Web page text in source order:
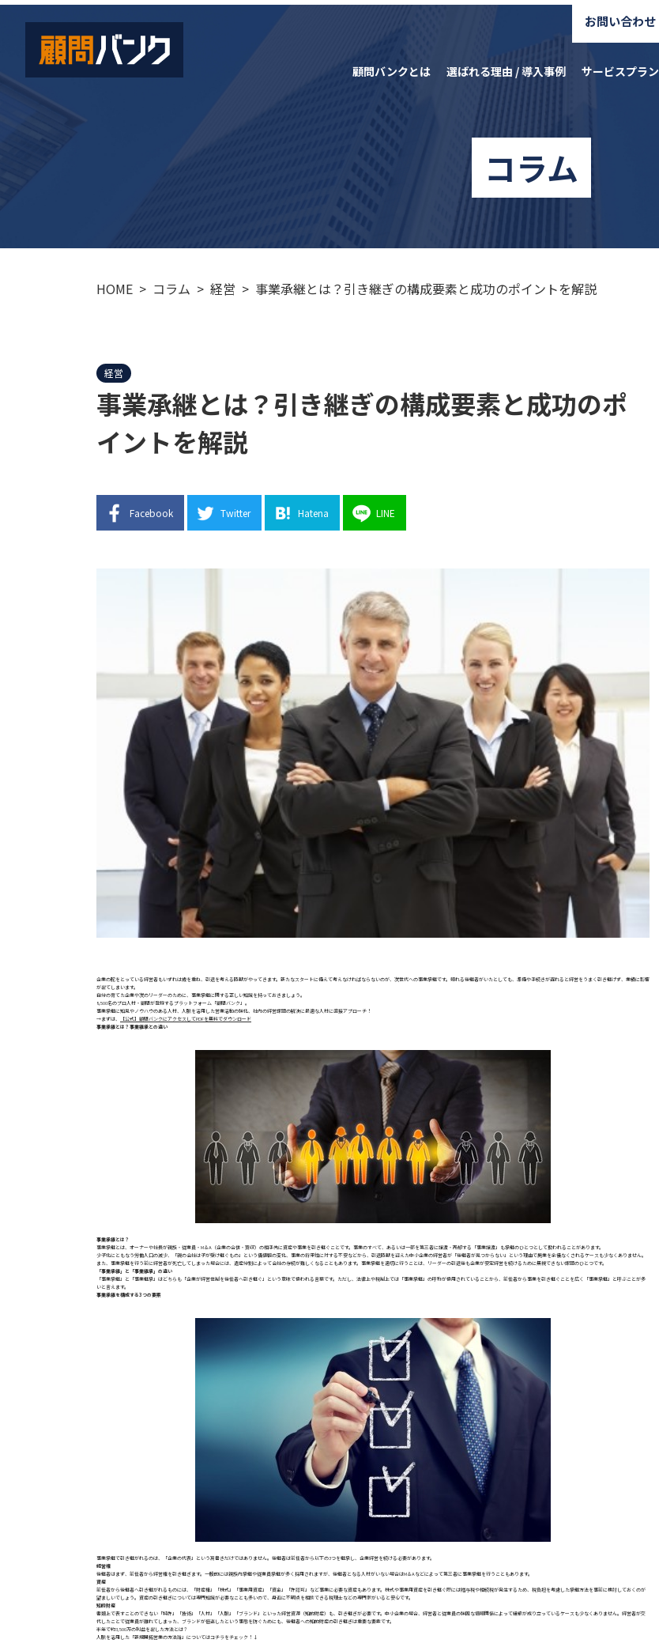
お問い合わせ
顧問バンクとは 選ばれる理由 / 導入事例 サービスプラン
コラム
HOME コラム 経営 事業承継とは？引き継ぎの構成要素と成功のポイントを解説
経営
事業承継とは？引き継ぎの構成要素と成功のポ
イントを解説
Facebook Twitter Hatena LINE
企業の舵をとっている経営者もいずれは歳を重ね、引退を考える時期がやってきます。新たなスタートに備えて考えなければならないのが、次世代への事業承継です。頼れる後継者がいたとしても、準備や手続きが遅れると経営をうまく引き継げず、業績に影響
が出てしまいます。
自分の育てた企業や次のリーダーのために、事業承継に関する正しい知識を持っておきましょう。
8,500名のプロ人材・顧問が登録するプラットフォーム「顧問バンク」。
事業承継に知見やノウハウのある人材、人脈を活用した営業活動の強化、社内の経営課題の解決に最適な人材に直接アプローチ！
→まずは、
【公式】顧問バンクにアクセスしてPDFを無料でダウンロード
事業承継とは？事業継承との違い
事業承継とは？
事業承継とは、オーナーや社長が親族・従業員・M＆A（企業の合併・買収）の相手先に資産や事業を引き継ぐことです。事業のすべて、あるいは一部を第三者に譲渡・売却する「事業譲渡」も承継のひとつとして扱われることがあります。
少子化にともなう労働人口の減少、「親の会社は子が受け継ぐもの」という価値観の変化、事業の将来性に対する不安などから、引退時期を迎えた中小企業の経営者が「後継者が見つからない」という理由で廃業を余儀なくされるケースも少なくありません。
また、事業承継を行う前に経営者が死亡してしまった場合には、遺産分割によって会社の存続が難しくなることもあります。事業承継を適切に行うことは、リーダーの引退後も企業が安定経営を続けるために無視できない課題のひとつです。
「事業承継」と「事業継承」の違い
「事業承継」と「事業継承」はどちらも「企業が経営体制を後任者へ引き継ぐ」という意味で使われる言葉です。ただし、法律上や税制上では「事業承継」の呼称が使用されていることから、前任者から事業を引き継ぐことを広く「事業承継」と呼ぶことが多
いと言えます。
事業承継を構成する3つの要素
事業承継で引き継がれるのは、「企業の代表」という肩書きだけではありません。後継者は前任者から以下の3つを継承し、企業経営を続ける必要があります。
経営権
後継者はまず、前任者から経営権を引き継ぎます。一般的には親族内承継や従業員承継が多く採用されますが、後継者となる人材がいない場合はM＆Aなどによって第三者に事業承継を行うこともあります。
資産
前任者から後継者へ引き継がれるものには、「財産権」「株式」「事業用資産」「資金」「許認可」など事業に必要な資産もあります。株式や事業用資産を引き継ぐ際には贈与税や相続税が発生するため、税負担を考慮した承継方法を事前に検討しておくのが
望ましいでしょう。資産の引き継ぎについては専門知識が必要なことも多いので、身近に不明点を相談できる税理士などの専門家がいると安心です。
知的財産
書類上で表すことのできない「特許」「技術」「人材」「人脈」「ブランド」といった経営資源（知的財産）も、引き継ぎが必要です。中小企業の場合、経営者と従業員の強固な信頼関係によって組織が成り立っているケースも少なくありません。経営者が交
代したことで従業員が離れてしまった、ブランドが低迷したという事態を防ぐためにも、後継者への知的財産の引き継ぎは重要な要素です。
半年で約3,500万の利益を出した方法とは？
人脈を活用した「新規開拓営業の方法論」についてはコチラをチェック！↓